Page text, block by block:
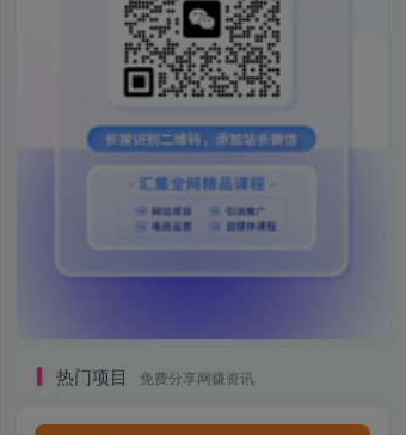
热门项目 免费分享网赚资讯